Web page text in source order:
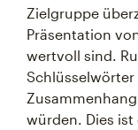
Zielgruppe
Präsentation
wertvoll sind.
würden. Dies ist